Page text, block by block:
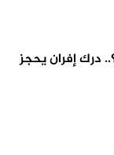
درك إفران يحجز